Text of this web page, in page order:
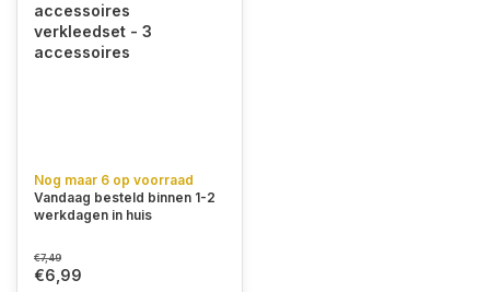
accessoires
verkleedset - 3
accessoires
Nog maar 6 op voorraad
Vandaag besteld binnen 1-2
werkdagen in huis
€7,49
€6,99